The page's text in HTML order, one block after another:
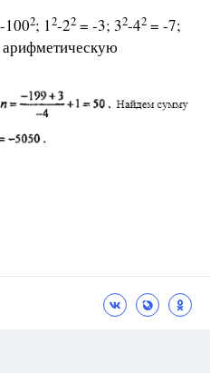
-1002; 12-22 = -3; 32-42 = -7;